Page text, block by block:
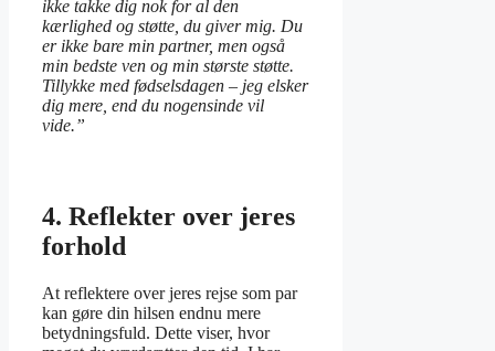
ikke takke dig nok for al den
kærlighed og støtte, du giver mig. Du
er ikke bare min partner, men også
min bedste ven og min største støtte.
Tillykke med fødselsdagen – jeg elsker
dig mere, end du nogensinde vil
vide.”
4. Reflekter over jeres
forhold
At reflektere over jeres rejse som par
kan gøre din hilsen endnu mere
betydningsfuld. Dette viser, hvor